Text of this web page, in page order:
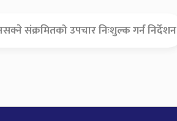
संक्रमितको उपचार निःशुल्क गर्न निर्देशन